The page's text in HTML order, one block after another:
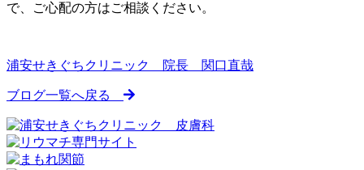
で、ご心配の方はご相談ください。
浦安せきぐちクリニック 院長 関口直哉
ブログ一覧へ戻る